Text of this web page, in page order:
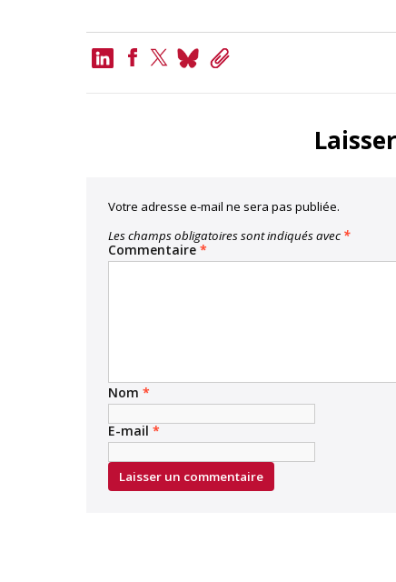
LinkedIn
BlueskyCopy
Votre adresse e-mail ne sera pas publiée.
Les champs obligatoires sont indiqués avec *
Commentaire *
Nom *
E-mail *